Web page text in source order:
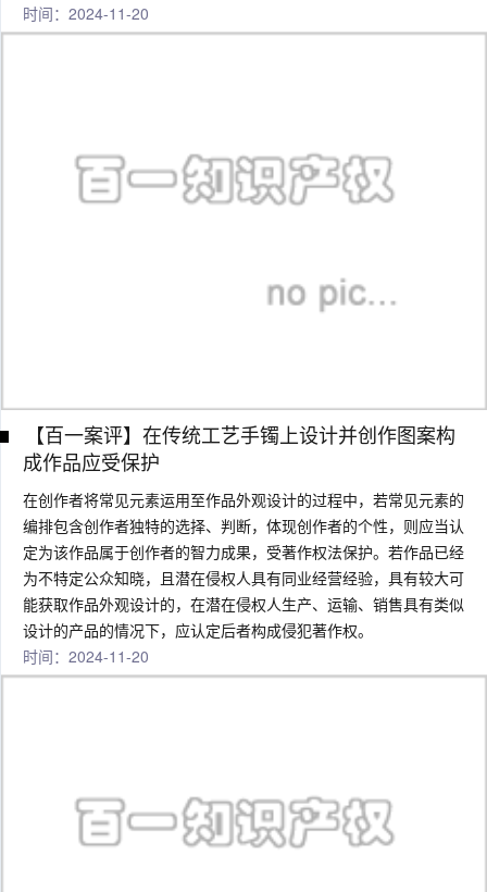
时间：2024-11-20
【百一案评】在传统工艺手镯上设计并创作图案构
成作品应受保护
在创作者将常见元素运用至作品外观设计的过程中，若常见元素的
编排包含创作者独特的选择、判断，体现创作者的个性，则应当认
定为该作品属于创作者的智力成果，受著作权法保护。若作品已经
为不特定公众知晓，且潜在侵权人具有同业经营经验，具有较大可
能获取作品外观设计的，在潜在侵权人生产、运输、销售具有类似
设计的产品的情况下，应认定后者构成侵犯著作权。
时间：2024-11-20